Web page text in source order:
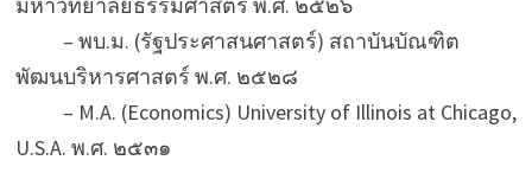
– พบ.ม. (รัฐประศาสนศาสตร์) สถาบันบัณฑิต
พัฒนบริหารศาสตร์ พ.ศ. ๒๕๒๘
– M.A. (Economics) University of Illinois at Chicago,
U.S.A. พ.ศ. ๒๕๓๑